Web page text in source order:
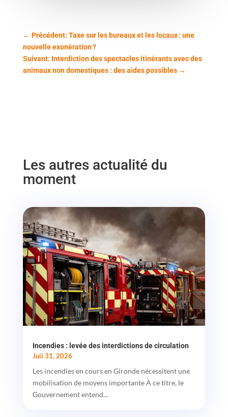
← Précédent: Taxe sur les bureaux et les locaux : une
nouvelle exonération ?
Suivant: Interdiction des spectacles itinérants avec des
animaux non domestiques : des aides possibles→
Les autres actualité du
moment
Incendies : levée des interdictions de circulation
Juil 31, 2026
Les incendies en cours en Gironde nécessitent une
mobilisation de moyens importante À ce titre, le
Gouvernement entend...